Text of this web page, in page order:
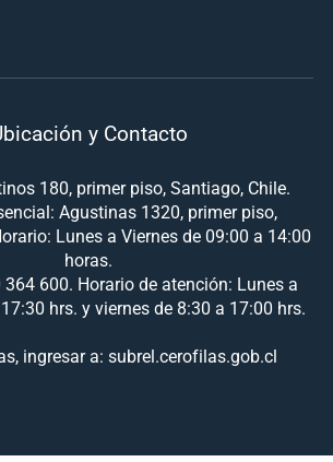
y Contacto
180, primer piso, Santiago, Chile.
Agustinas 1320, primer piso,
Lunes a Viernes de 09:00 a 14:00
horas.
364 600. Horario de atención: Lunes a
hrs. y viernes de 8:30 a 17:00 hrs.
ingresar a: subrel.cerofilas.gob.cl